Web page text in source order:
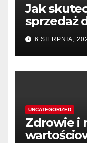
Jak
sprzedaż
6 SIERPNIA,
UNCATEGORIZED
Zdrowie i